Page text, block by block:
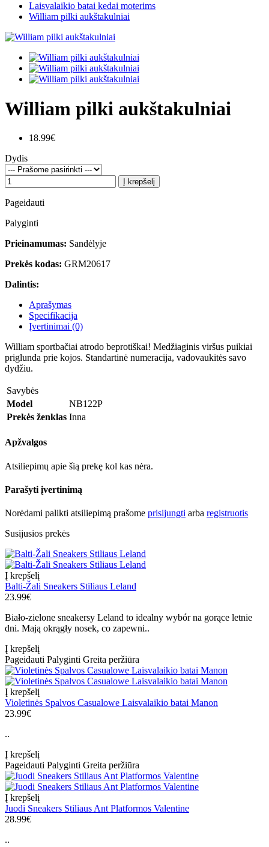
Laisvalaikio batai kedai moterims
William pilki aukštakulniai
William pilki aukštakulniai
18.99€
Dydis
Į krepšelį
Pageidauti
Palyginti
Prieinamumas: Sandėlyje
Prekės kodas: GRM20617
Dalintis:
Aprašymas
Specifikacija
Įvertinimai (0)
William sportbačiai atrodo beprotiškai! Medžiaginis viršus puikiai
priglunda prie kojos. Standartinė numeracija, vadovaukitės savo
dydžiu.
Savybės
Model
NB122P
Prekės ženklas Inna
Apžvalgos
Atsiliepimų apie šią prekę kol kas nėra.
Parašyti įvertinimą
Norėdami palikti atsiliepimą prašome prisijungti arba registruotis
Susijusios prekės
Į krepšelį
Balti-Žali Sneakers Stiliaus Leland
23.99€
Biało-zielone sneakersy Leland to idealny wybór na gorące letnie
dni. Mają okrągły nosek, co zapewni..
Į krepšelį
Pageidauti Palyginti Greita peržiūra
Į krepšelį
Violetinės Spalvos Casualowe Laisvalaikio batai Manon
23.99€
..
Į krepšelį
Pageidauti Palyginti Greita peržiūra
Į krepšelį
Juodi Sneakers Stiliaus Ant Platformos Valentine
28.99€
..